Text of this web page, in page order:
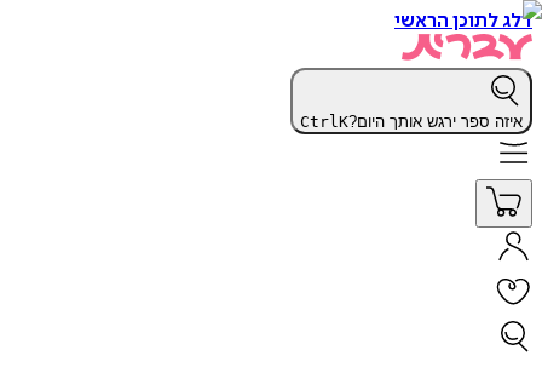
דלג לתוכן הראשי
איזה ספר ירגש אותך היום? CtrlK